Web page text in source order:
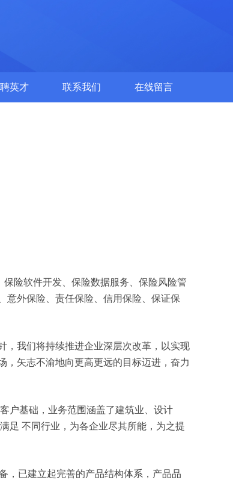
英才 联系我们 在线留言
险软件开发、保险数据服务、保险风险管
意外保险、责任保险、信用保险、保证保
，我们将持续推进企业深层次改革，以实现
，矢志不渝地向更高更远的目标迈进，奋力
户基础，业务范围涵盖了建筑业、设计
足 不同行业，为各企业尽其所能，为之提
，已建立起完善的产品结构体系，产品品